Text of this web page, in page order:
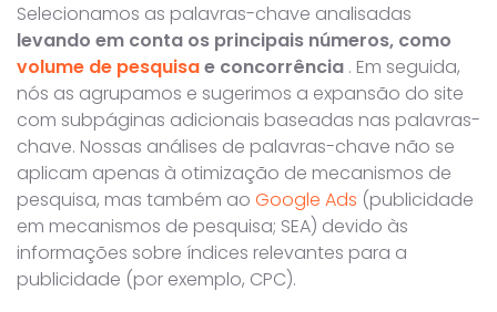
Selecionamos as palavras-chave analisadas
levando em conta os principais números, como
volume de pesquisae concorrência . Em seguida,
nós as agrupamos e sugerimos a expansão do site
com subpáginas adicionais baseadas nas palavras-
chave. Nossas análises de palavras-chave não se
aplicam apenas à otimização de mecanismos de
pesquisa, mas também ao Google Ads (publicidade
em mecanismos de pesquisa; SEA) devido às
informações sobre índices relevantes para a
publicidade (por exemplo, CPC).